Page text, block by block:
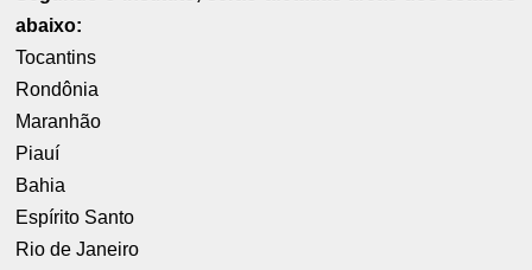
abaixo:
Tocantins
Rondônia
Maranhão
Piauí
Bahia
Espírito Santo
Rio de Janeiro